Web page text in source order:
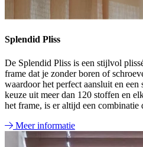
Splendid Pliss
De Splendid Pliss is een stijlvol
frame dat je zonder boren of
waardoor het perfect aansluit en
keuze uit meer dan 120 stoffen en
het frame, is er altijd een combinatie
Meer informatie